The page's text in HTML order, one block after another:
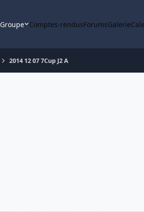
Groupe Comptes-rendusForumsGalerie
2014 12 07 7Cup J2 A